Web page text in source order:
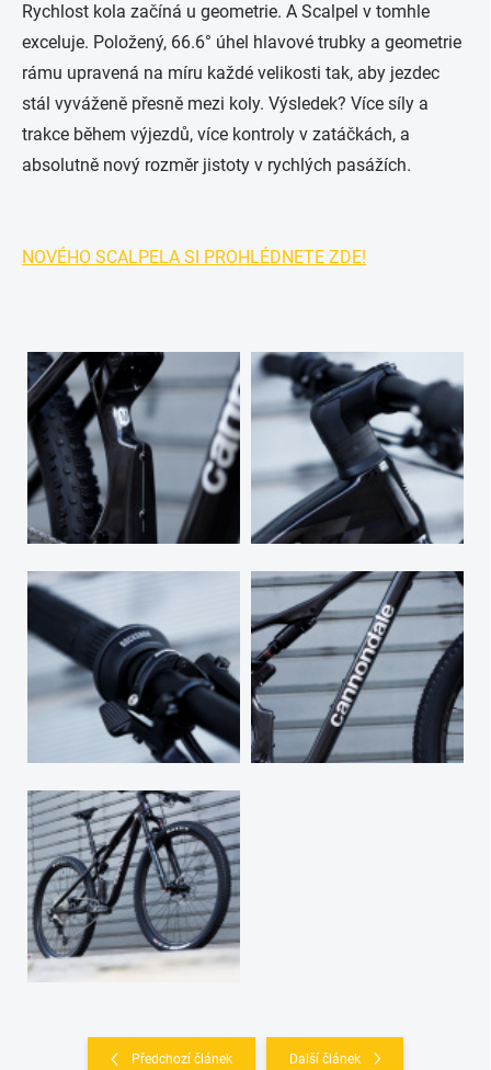
Rychlost kola začíná u geometrie. A Scalpel v tomhle
exceluje. Položený, 66.6° úhel hlavové trubky a geometrie
rámu upravená na míru každé velikosti tak, aby jezdec
stál vyváženě přesně mezi koly. Výsledek? Více síly a
trakce během výjezdů, více kontroly v zatáčkách, a
absolutně nový rozměr jistoty v rychlých pasážích.
NOVÉHO SCALPELA SI PROHLÉDNETE ZDE!
Předchozí článek Další článek